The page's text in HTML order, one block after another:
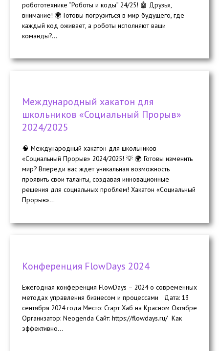
робототехнике “Роботы и коды” 24/25! 🤖 Друзья,
внимание! 🌍 Готовы погрузиться в мир будущего, где
каждый код оживает, а роботы исполняют ваши
команды?...
Международный хакатон для
школьников «Социальный Прорыв»
2024/2025
🧠 Международный хакатон для школьников
«Социальный Прорыв» 2024/2025! 💡 🌍 Готовы изменить
мир? Впереди вас ждет уникальная возможность
проявить свои таланты, создавая инновационные
решения для социальных проблем! Хакатон «Социальный
Прорыв»...
Конференция FlowDays 2024
Ежегодная конференция FlowDays – 2024 о современных
методах управления бизнесом и процессами Дата: 13
сентября 2024 года Место: Старт Хаб на Красном Октябре
Организатор: Neogenda Сайт: https://flowdays.ru/ Как
эффективно...